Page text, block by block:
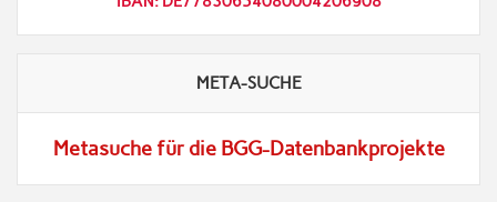
META-SUCHE
Metasuche für die BGG-Datenbankprojekte